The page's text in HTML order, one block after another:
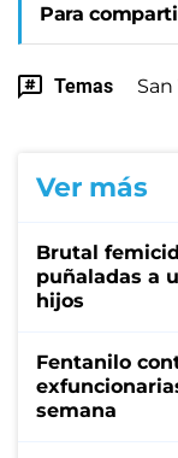
Para
Temas
Ver más
Brutal
puñaladas a
hijos
Fentanilo
semana